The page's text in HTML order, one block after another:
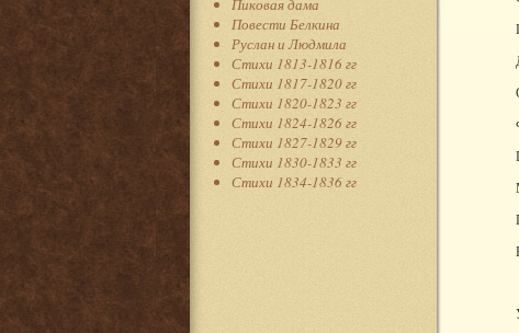
Пиковая дама
Повести Белкина
Руслан и Людмила
Стихи 1813-1816 гг
Стихи 1817-1820 гг
Стихи 1820-1823 гг
Стихи 1824-1826 гг
Стихи 1827-1829 гг
Стихи 1830-1833 гг
Стихи 1834-1836 гг